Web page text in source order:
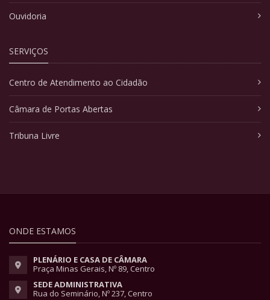
Ouvidoria
SERVIÇOS
Centro de Atendimento ao Cidadão
Câmara de Portas Abertas
Tribuna Livre
ONDE ESTAMOS
PLENÁRIO E CASA DE CÂMARA
Praça Minas Gerais, Nº 89, Centro
SEDE ADMINISTRATIVA
Rua do Seminário, Nº 237, Centro